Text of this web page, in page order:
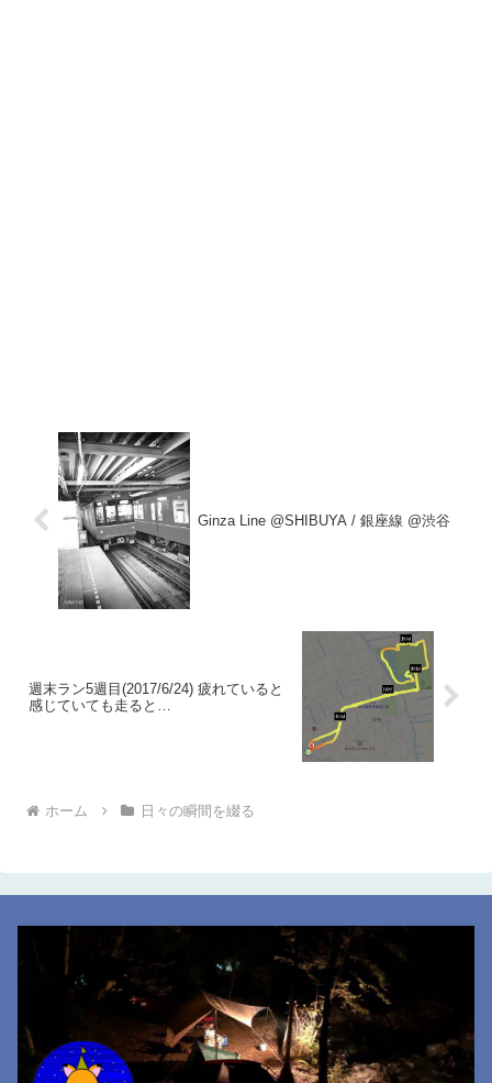
Ginza Line @SHIBUYA / 銀座線 @渋谷
週末ラン5週目(2017/6/24) 疲れていると
感じていても走ると…
ホーム 日々の瞬間を綴る